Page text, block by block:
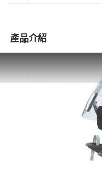
產品介紹